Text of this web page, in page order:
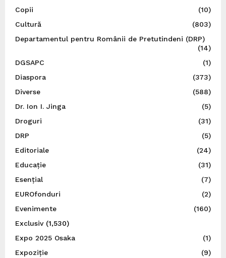
Copii
(10)
Cultură
(803)
Departamentul pentru Românii de Pretutindeni (DRP)
(14)
DGSAPC
(1)
Diaspora
(373)
Diverse
(588)
Dr. Ion I. Jinga
(5)
Droguri
(31)
DRP
(5)
Editoriale
(24)
Educație
(31)
Esențial
(7)
EUROfonduri
(2)
Evenimente
(160)
Exclusiv(1,530)
Expo 2025 Osaka
(1)
Expoziție
(9)